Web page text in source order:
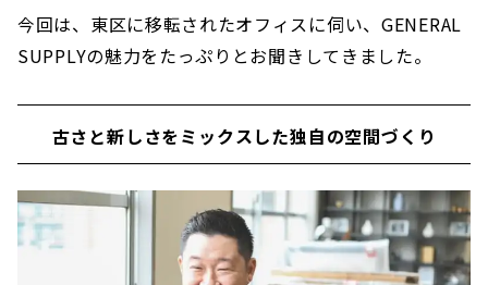
今回は、東区に移転されたオフィスに伺い、GENERAL
SUPPLYの魅力をたっぷりとお聞きしてきました。
古さと新しさをミックスした独自の空間づくり